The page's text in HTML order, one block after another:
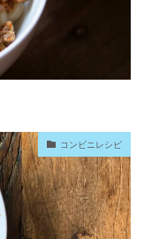
コンビニレシピ